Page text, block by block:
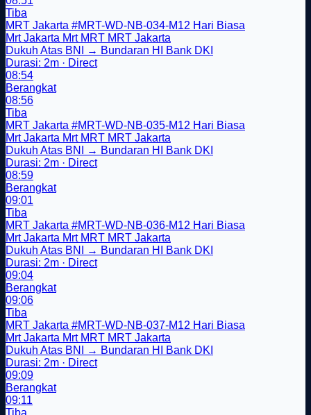
Tiba
MRT Jakarta #MRT-WD-NB-034-M12 Hari Biasa
Mrt Jakarta Mrt MRT MRT Jakarta
Dukuh Atas BNI → Bundaran HI Bank DKI
Durasi: 2m · Direct
08:54
Berangkat
08:56
Tiba
MRT Jakarta #MRT-WD-NB-035-M12 Hari Biasa
Mrt Jakarta Mrt MRT MRT Jakarta
Dukuh Atas BNI → Bundaran HI Bank DKI
Durasi: 2m · Direct
08:59
Berangkat
09:01
Tiba
MRT Jakarta #MRT-WD-NB-036-M12 Hari Biasa
Mrt Jakarta Mrt MRT MRT Jakarta
Dukuh Atas BNI → Bundaran HI Bank DKI
Durasi: 2m · Direct
09:04
Berangkat
09:06
Tiba
MRT Jakarta #MRT-WD-NB-037-M12 Hari Biasa
Mrt Jakarta Mrt MRT MRT Jakarta
Dukuh Atas BNI → Bundaran HI Bank DKI
Durasi: 2m · Direct
09:09
Berangkat
09:11
Tiba